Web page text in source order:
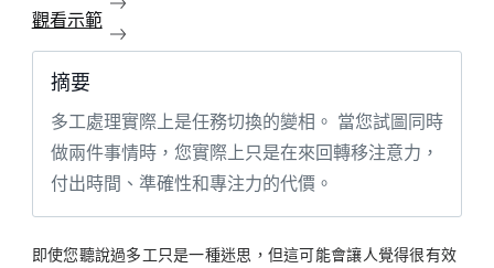
觀看示範
摘要
多工處理實際上是任務切換的變相。 當您試圖同時
做兩件事情時，您實際上只是在來回轉移注意力，
付出時間、準確性和專注力的代價。
即使您聽說過多工只是一種迷思，但這可能會讓人覺得很有效